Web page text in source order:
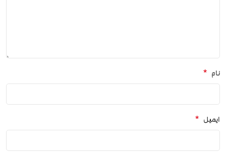
نام *
ایمیل *